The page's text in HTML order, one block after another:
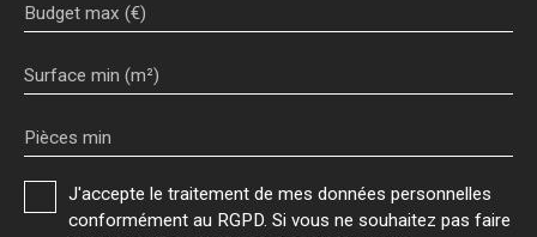
Budget max (€)
Surface min (m²)
Pièces min
J'accepte le traitement de mes données personnelles
conformément au RGPD. Si vous ne souhaitez pas faire